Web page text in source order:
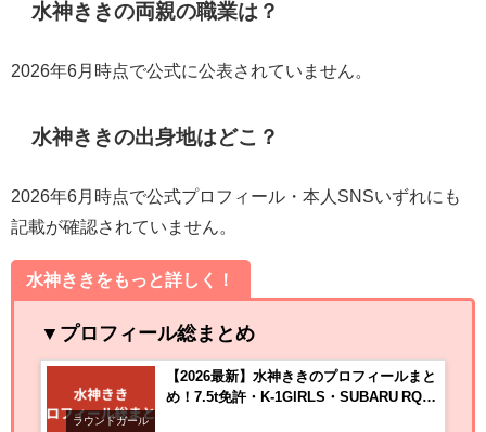
水神ききの両親の職業は？
2026年6月時点で公式に公表されていません。
水神ききの出身地はどこ？
2026年6月時点で公式プロフィール・本人SNSいずれにも
記載が確認されていません。
水神ききをもっと詳しく！
▼プロフィール総まとめ
ラウンドガール
【2026最新】水神ききのプロフィールまと
め！7.5t免許・K-1GIRLS・SUBARU RQの